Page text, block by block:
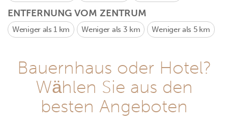
ENTFERNUNG VOM ZENTRUM
Weniger als 1 km Weniger als 3 km Weniger als 5 km
Bauernhaus oder Hotel?
Wählen Sie aus den
besten Angeboten